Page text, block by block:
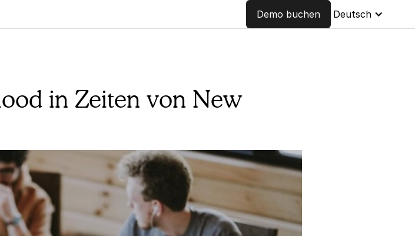
Demo buchen Deutsch
in Zeiten von New